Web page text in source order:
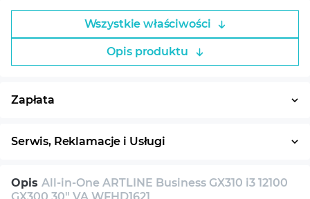
Wszystkie właściwości
Opis produktu
Zapłata
Serwis, Reklamacje i Usługi
Konsultacja
Opis All-in-One ARTLINE Business GX310 i3 12100